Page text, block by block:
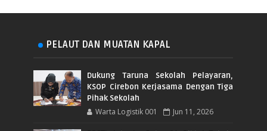
PELAUT DAN MUATAN KAPAL
Dukung Taruna Sekolah Pelayaran,
KSOP Cirebon Kerjasama Dengan Tiga
Pihak Sekolah
Warta Logistik 001 Jun 11, 2026